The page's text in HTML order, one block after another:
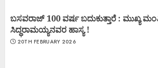
ಬಸವರಾಜ್ 100 ವರ್ಷ ಬದುಕುತ್ತಾರೆ : ಮುಖ್ಯ
ಸಿದ್ಧರಾಮಯ್ಯನವರ ಹಾಸ್ಯ !
20TH FEBRUARY 2026